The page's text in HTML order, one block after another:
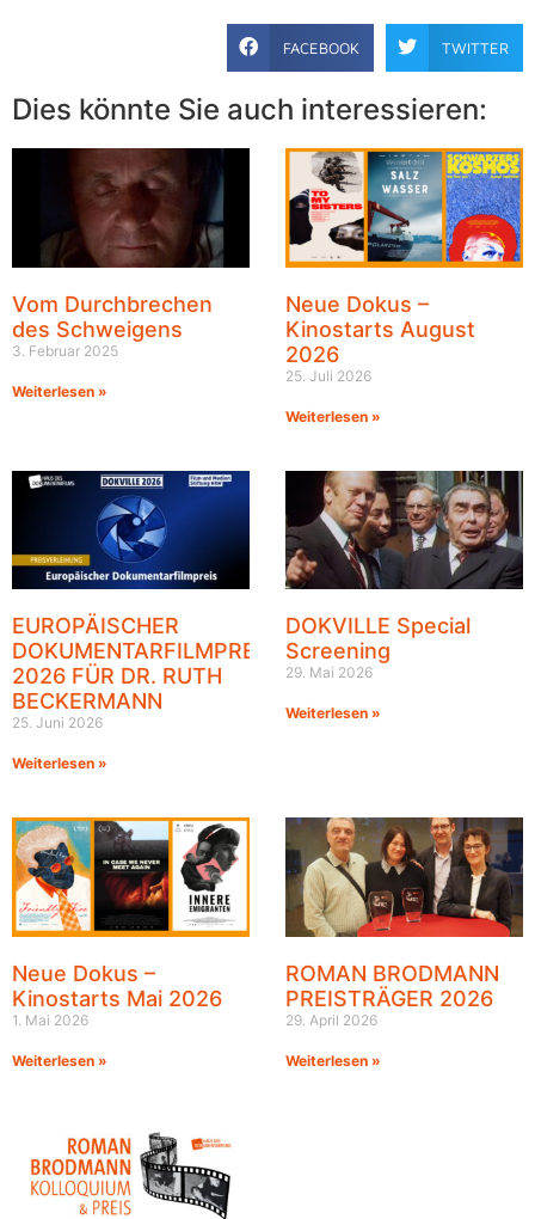
FACEBOOK TWITTER
Dies könnte Sie auch interessieren:
Vom Durchbrechen
des Schweigens
3. Februar 2025
Weiterlesen »
Neue Dokus –
Kinostarts August
2026
25. Juli 2026
Weiterlesen »
EUROPÄISCHER
DOKUMENTARFILMPREIS
2026 FÜR DR. RUTH
BECKERMANN
25. Juni 2026
Weiterlesen »
DOKVILLE Special
Screening
29. Mai 2026
Weiterlesen »
Neue Dokus –
Kinostarts Mai 2026
1. Mai 2026
Weiterlesen »
ROMAN BRODMANN
PREISTRÄGER 2026
29. April 2026
Weiterlesen »